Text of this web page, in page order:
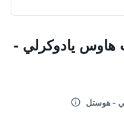
هاوس يادوكرلي -
- هوستل